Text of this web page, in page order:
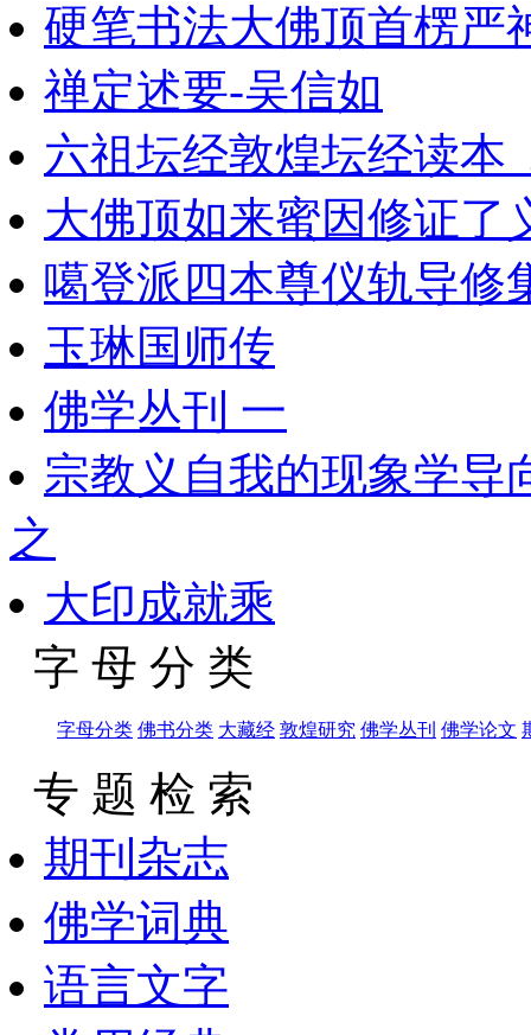
硬笔书法大佛顶首楞严
禅定述要-吴信如
六祖坛经敦煌坛经读本
大佛顶如来蜜因修证了
噶登派四本尊仪轨导修
玉琳国师传
佛学丛刊 一
宗教义自我的现象学导
之
大印成就乘
字 母 分 类
字母分类 佛书分类 大藏经 敦煌研究 佛学丛刊 佛学论文
专 题 检 索
期刊杂志
佛学词典
语言文字